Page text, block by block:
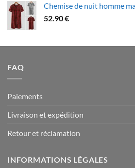
79.90 €
Chemise de nuit homme
52.90€
FAQ
Paiements
Livraison et expédition
Retour et réclamation
INFORMATIONS LÉGALES